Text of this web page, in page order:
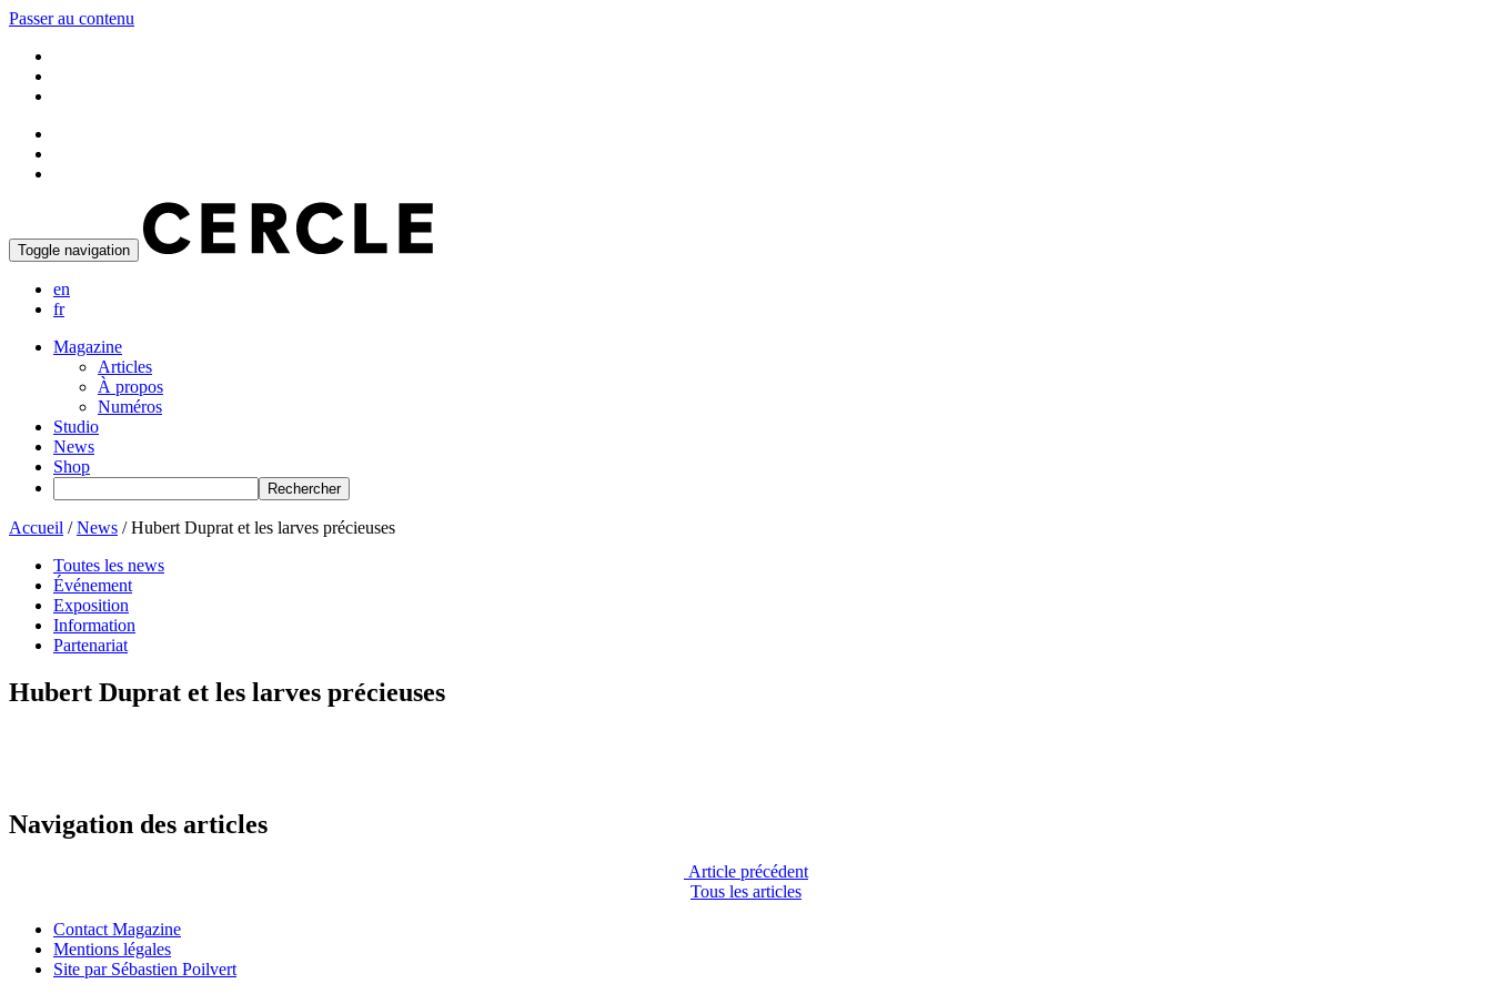
Passer au contenu
Toggle navigation
en
fr
Magazine
Articles
À propos
Numéros
Studio
News
Shop
Accueil /News /Hubert Duprat et les larves précieuses
Toutes les news
Événement
Exposition
Information
Partenariat
Hubert Duprat et les larves précieuses
Navigation des articles
Article précédent
Tous les articles
Contact Magazine
Mentions légales
Site par Sébastien Poilvert